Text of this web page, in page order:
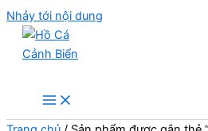
Nhảy tới nội dung